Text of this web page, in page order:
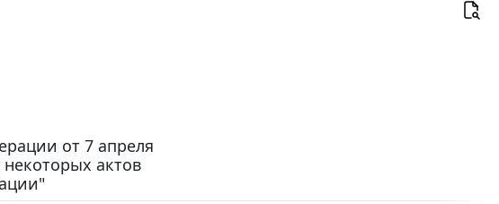
от 7 апреля
актов